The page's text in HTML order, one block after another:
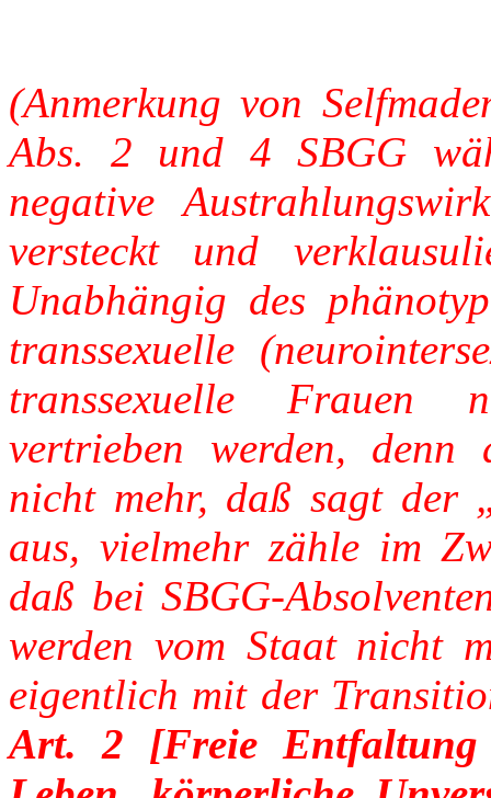
(Anmerkung von
Abs. 2 und 4 SBGG
negative
versteckt und
Unabhängig des
transsexuelle
transsexuelle Frauen
vertrieben werden, denn
nicht mehr, daß sagt der
aus, vielmehr zähle im
daß bei SBGG-
werden vom Staat nicht
eigentlich mit der
Art. 2 [Freie Entfaltung